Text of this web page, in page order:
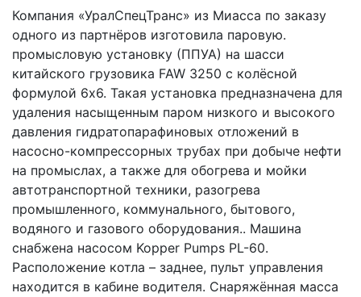
Компания «УралСпецТранс» из Миасса по заказу
одного из партнёров изготовила паровую.
промысловую установку (ППУА) на шасси
китайского грузовика FAW 3250 с колёсной
формулой 6х6. Такая установка предназначена для
удаления насыщенным паром низкого и высокого
давления гидратопарафиновых отложений в
насосно-компрессорных трубах при добыче нефти
на промыслах, а также для обогрева и мойки
автотранспортной техники, разогрева
промышленного, коммунального, бытового,
водяного и газового оборудования.. Машина
снабжена насосом Kopper Pumps PL-60.
Расположение котла – заднее, пульт управления
находится в кабине водителя. Снаряжённая масса